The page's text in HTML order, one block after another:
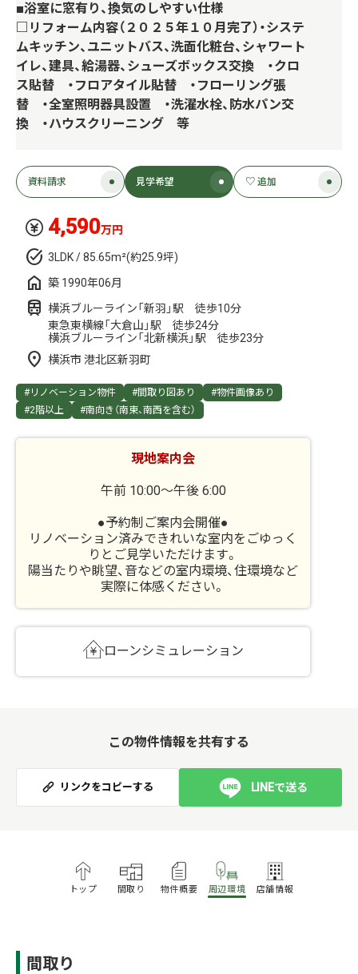
■浴室に窓有り、換気のしやすい仕様
□リフォーム内容（２０２５年１０月完了）・システ
ムキッチン、ユニットバス、洗面化粧台、シャワート
イレ、建具、給湯器、シューズボックス交換 ・クロ
ス貼替 ・フロアタイル貼替 ・フローリング張
替 ・全室照明器具設置 ・洗濯水栓、防水パン交
換 ・ハウスクリーニング 等
4,590万円
3LDK / 85.65m²(約25.9坪)
築 1990年06月
横浜ブルーライン「新羽」駅 徒歩10分
東急東横線「大倉山」駅 徒歩24分
横浜ブルーライン「北新横浜」駅 徒歩23分
横浜市 港北区新羽町
現地案内会
午前 10:00～午後 6:00
●予約制ご案内会開催●
リノベーション済みできれいな室内をごゆっく
りとご見学いただけます。
陽当たりや眺望、音などの室内環境、住環境など
実際に体感ください。
#リノベーション物件 #間取り図あり
#物件画像あり
#2階以上
#南向き（南東、南西を含む）
資料請求 見学希望 ♡ 追加
ローンシミュレーション
この物件情報を共有する
リンクをコピーする LINEで送る
トップ 間取り 物件概要 周辺環境 店舗情報
間取り